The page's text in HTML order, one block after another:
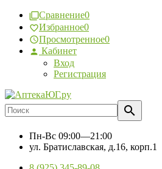
Сравнение0
Избранное0
Просмотренное0
Кабинет
Вход
Регистрация
Пн-Вс 09:00—21:00
ул. Братиславская, д.16, корп.1